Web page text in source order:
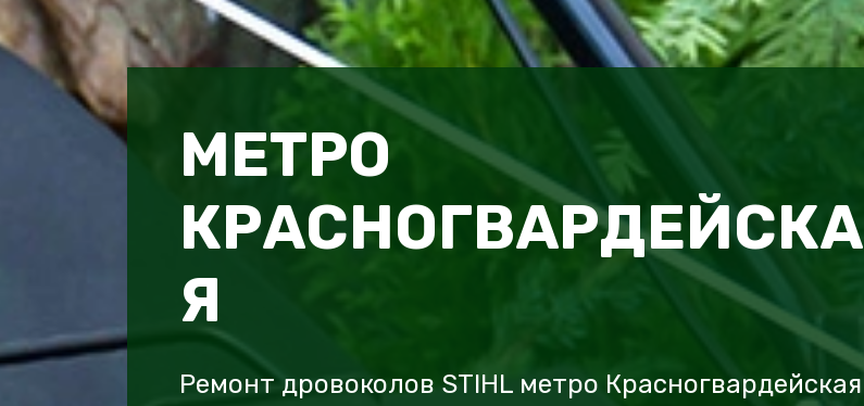
МЕТРО
КРАСНОГВАРДЕЙСКА
Я
Ремонт дровоколов STIHL метро Красногвардейская